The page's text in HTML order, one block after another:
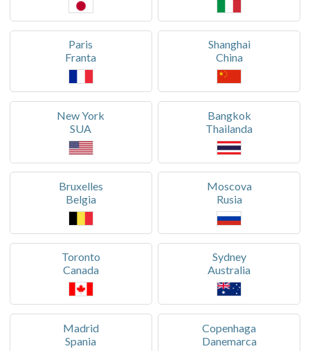
Paris
Franta
Shanghai
China
New York
SUA
Bangkok
Thailanda
Bruxelles
Belgia
Moscova
Rusia
Toronto
Canada
Sydney
Australia
Madrid
Spania
Copenhaga
Danemarca